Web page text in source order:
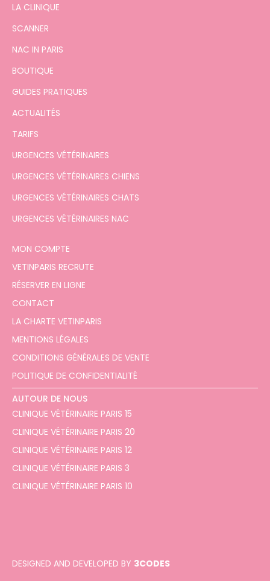
LA CLINIQUE
SCANNER
NAC IN PARIS
BOUTIQUE
GUIDES PRATIQUES
ACTUALITÉS
TARIFS
URGENCES VÉTÉRINAIRES
URGENCES VÉTÉRINAIRES CHIENS
URGENCES VÉTÉRINAIRES CHATS
URGENCES VÉTÉRINAIRES NAC
MON COMPTE
VETINPARIS RECRUTE
RÉSERVER EN LIGNE
CONTACT
LA CHARTE VETINPARIS
MENTIONS LÉGALES
CONDITIONS GÉNÉRALES DE VENTE
POLITIQUE DE CONFIDENTIALITÉ
AUTOUR DE NOUS
CLINIQUE VÉTÉRINAIRE PARIS 15
CLINIQUE VÉTÉRINAIRE PARIS 20
CLINIQUE VÉTÉRINAIRE PARIS 12
CLINIQUE VÉTÉRINAIRE PARIS 3
CLINIQUE VÉTÉRINAIRE PARIS 10
DESIGNED AND DEVELOPED BY 3CODES